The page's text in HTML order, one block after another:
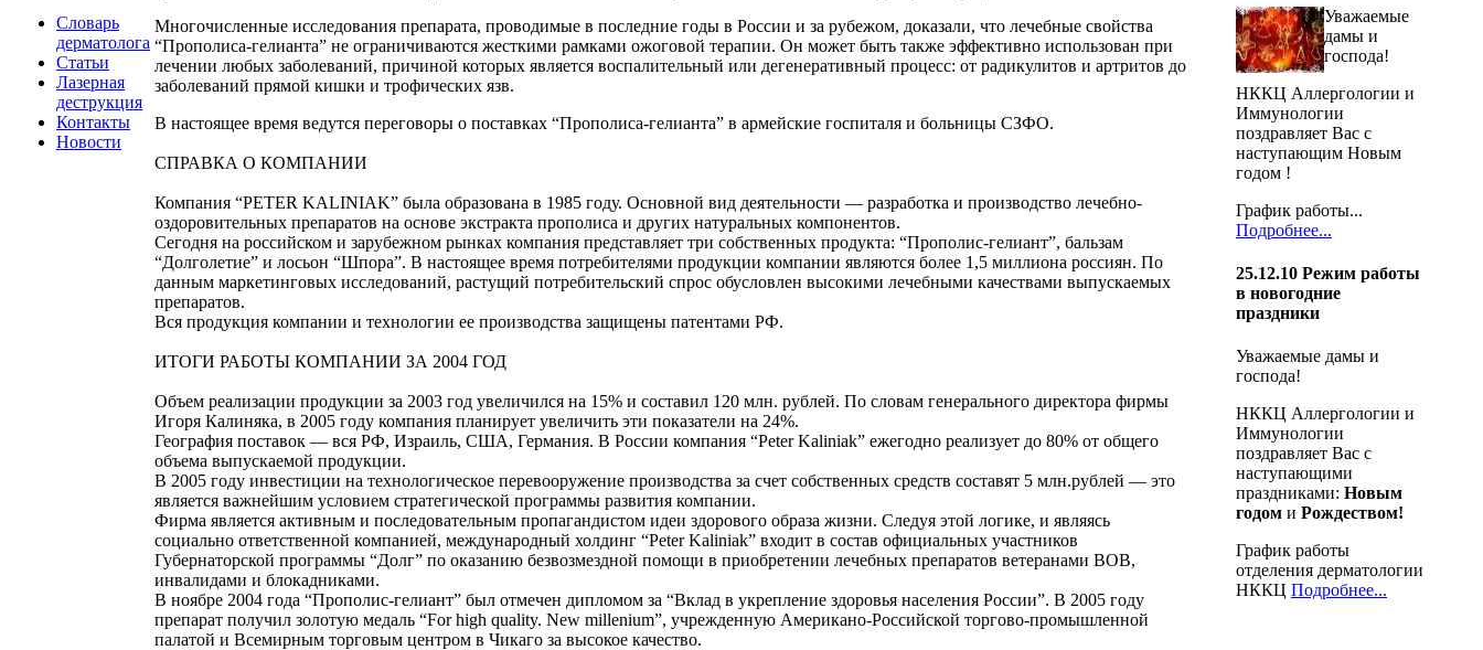
Словарь
дерматолога
Статьи
Лазерная
деструкция
Контакты
Новости
Многочисленные исследования препарата, проводимые в последние годы в России и за рубежом, доказали, что лечебные свойства
“Прополиса-гелианта” не ограничиваются жесткими рамками ожоговой терапии. Он может быть также эффективно использован при
лечении любых заболеваний, причиной которых является воспалительный или дегенеративный процесс: от радикулитов и артритов до
заболеваний прямой кишки и трофических язв.
В настоящее время ведутся переговоры о поставках “Прополиса-гелианта” в армейские госпиталя и больницы СЗФО.
СПРАВКА О КОМПАНИИ
Компания “PETER KALINIAK” была образована в 1985 году. Основной вид деятельности — разработка и производство лечебно-
оздоровительных препаратов на основе экстракта прополиса и других натуральных компонентов.
Сегодня на российском и зарубежном рынках компания представляет три собственных продукта: “Прополис-гелиант”, бальзам
“Долголетие” и лосьон “Шпора”. В настоящее время потребителями продукции компании являются более 1,5 миллиона россиян. По
данным маркетинговых исследований, растущий потребительский спрос обусловлен высокими лечебными качествами выпускаемых
препаратов.
Вся продукция компании и технологии ее производства защищены патентами РФ.
ИТОГИ РАБОТЫ КОМПАНИИ ЗА 2004 ГОД
Объем реализации продукции за 2003 год увеличился на 15% и составил 120 млн. рублей. По словам генерального директора фирмы
Игоря Калиняка, в 2005 году компания планирует увеличить эти показатели на 24%.
География поставок — вся РФ, Израиль, США, Германия. В России компания “Peter Kaliniak” ежегодно реализует до 80% от общего
объема выпускаемой продукции.
В 2005 году инвестиции на технологическое перевооружение производства за счет собственных средств составят 5 млн.рублей — это
является важнейшим условием стратегической программы развития компании.
Фирма является активным и последовательным пропагандистом идеи здорового образа жизни. Следуя этой логике, и являясь
социально ответственной компанией, международный холдинг “Peter Kaliniak” входит в состав официальных участников
Губернаторской программы “Долг” по оказанию безвозмездной помощи в приобретении лечебных препаратов ветеранами ВОВ,
инвалидами и блокадниками.
В ноябре 2004 года “Прополис-гелиант” был отмечен дипломом за “Вклад в укрепление здоровья населения России”. В 2005 году
препарат получил золотую медаль “For high quality. New millenium”, учрежденную Американо-Российской торгово-промышленной
палатой и Всемирным торговым центром в Чикаго за высокое качество.
Уважаемые
дамы и
господа!
НККЦ Аллергологии и
Иммунологии
поздравляет Вас с
наступающим Новым
годом !
График работы...
Подробнее...
25.12.10 Режим работы
в новогодние
праздники
Уважаемые дамы и
господа!
НККЦ Аллергологии и
Иммунологии
поздравляет Вас с
наступающими
праздниками: Новым
годом и Рождеством!
График работы
отделения дерматологии
НККЦ Подробнее...